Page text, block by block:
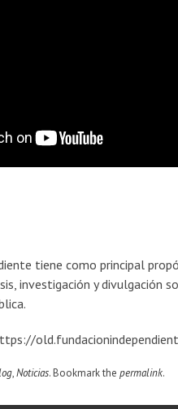
tiene como principal
investigación y divulgación
,Noticias. Bookmark the permalink.